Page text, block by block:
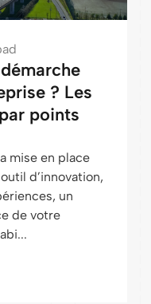
? Les
points
mise en place
d’innovation,
un
de votre